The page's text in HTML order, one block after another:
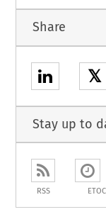
Share
𝕏
Stay up to
RSS ETOC